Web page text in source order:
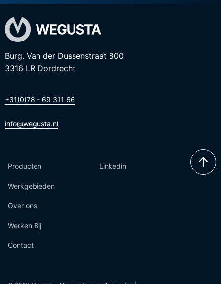
Burg. Van der Dussenstraat 800
3316 LR Dordrecht
+31(0)78 - 69 311 66
info@wegusta.nl
Producten
Werkgebieden
Over ons
Werken Bij
Contact
Linkedin